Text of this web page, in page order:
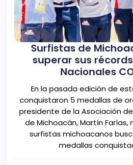
Surfistas de
superar sus
Nacionales
En la pasada edición de
conquistaron 5 medallas de
presidente de la Asociación
de Michoacán, Martín Farías,
surfistas michoacanos
medallas